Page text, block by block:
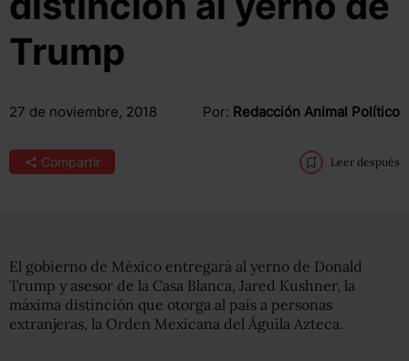
Trump
27 de noviembre, 2018 Por: Redacción Animal Político
Compartir Leer después
El gobierno de México entregará al yerno de Donald
Trump y asesor de la Casa Blanca, Jared Kushner, la
máxima distinción que otorga al país a personas
extranjeras, la Orden Mexicana del Águila Azteca.